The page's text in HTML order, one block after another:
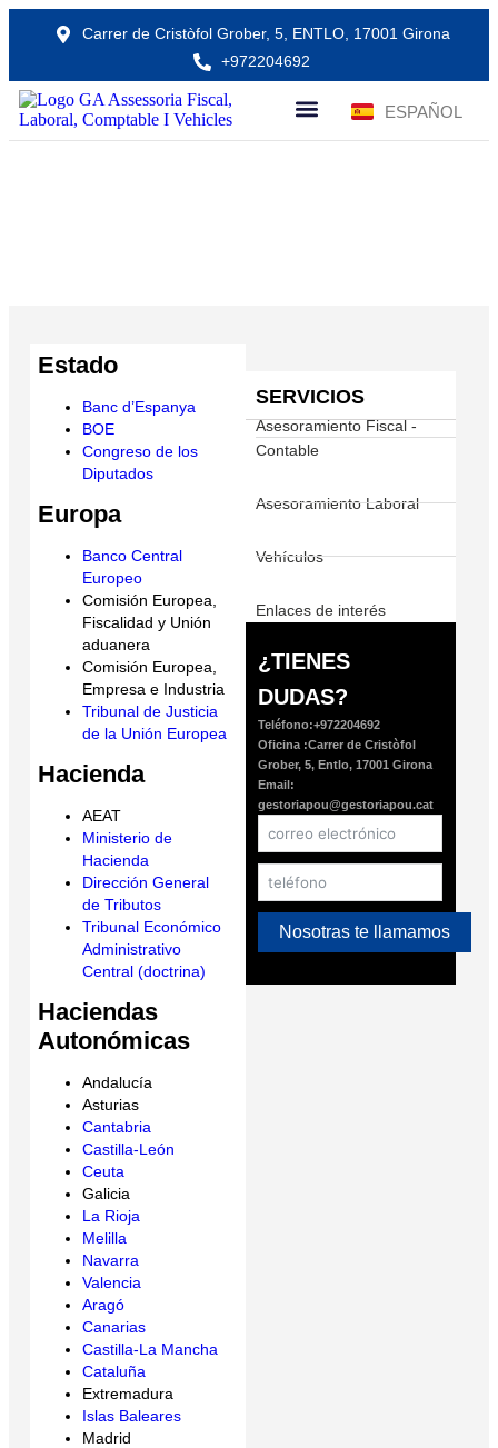
Carrer de Cristòfol Grober, 5, ENTLO, 17001 Girona
+972204692
ESPAÑOL
CATALÀ
Estado
Banc d’Espanya
BOE
Congreso de los
Diputados
Europa
Banco Central
Europeo
Comisión Europea,
Fiscalidad y Unión
aduanera
Comisión Europea,
Empresa e Industria
Tribunal de Justicia
de la Unión Europea
Hacienda
AEAT
Ministerio de
Hacienda
Dirección General
de Tributos
Tribunal Económico
Administrativo
Central (doctrina)
Haciendas
Autonómicas
Andalucía
Asturias
Cantabria
Castilla-León
Ceuta
Galicia
La Rioja
Melilla
Navarra
Valencia
Aragó
Canarias
Castilla-La Mancha
Cataluña
Extremadura
Islas Baleares
Madrid
SERVICIOS
Asesoramiento Fiscal -
Contable
Asesoramiento Laboral
Vehículos
Enlaces de interés
¿TIENES
DUDAS?
Teléfono:+972204692
Oficina :Carrer de Cristòfol
Grober, 5, Entlo, 17001 Girona
Email:
gestoriapou@gestoriapou.cat
Nosotras te llamamos